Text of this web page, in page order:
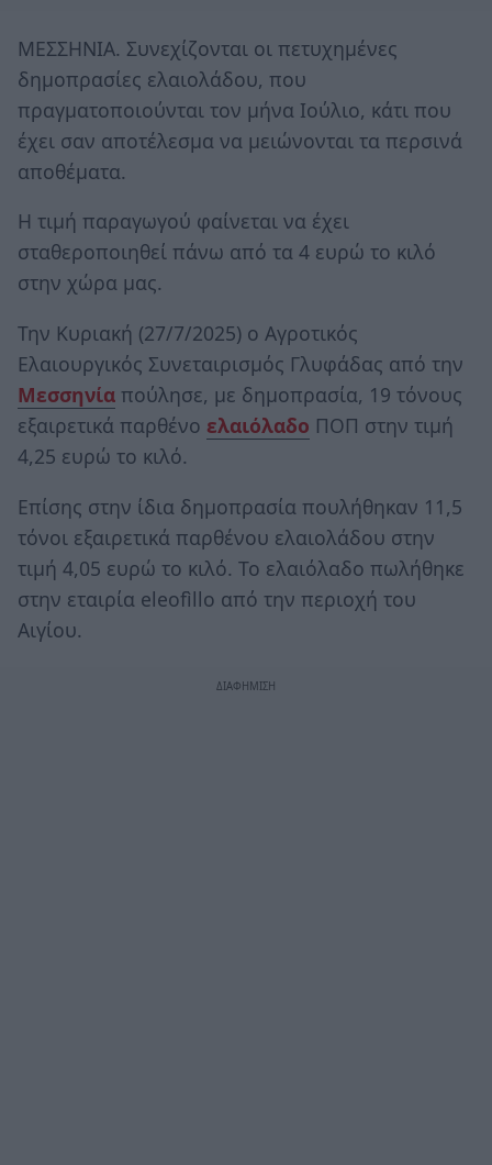
ΜΕΣΣΗΝΙΑ. Συνεχίζονται οι πετυχημένες
δημοπρασίες ελαιολάδου, που
πραγματοποιούνται τον μήνα Ιούλιο, κάτι που
έχει σαν αποτέλεσμα να μειώνονται τα περσινά
αποθέματα.
Η τιμή παραγωγού φαίνεται να έχει
σταθεροποιηθεί πάνω από τα 4 ευρώ το κιλό
στην χώρα μας.
Την Κυριακή (27/7/2025) ο Αγροτικός
Ελαιουργικός Συνεταιρισμός Γλυφάδας από την
Μεσσηνία πούλησε, με δημοπρασία, 19 τόνους
εξαιρετικά παρθένο ελαιόλαδο ΠΟΠ στην τιμή
4,25 ευρώ το κιλό.
Επίσης στην ίδια δημοπρασία πουλήθηκαν 11,5
τόνοι εξαιρετικά παρθένου ελαιολάδου στην
τιμή 4,05 ευρώ το κιλό. Το ελαιόλαδο πωλήθηκε
στην εταιρία eleofìllo από την περιοχή του
Αιγίου.